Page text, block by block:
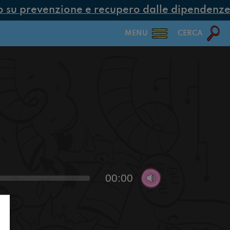
prevenzione e recupero dalle dipendenze
MENU CERCA
00:00